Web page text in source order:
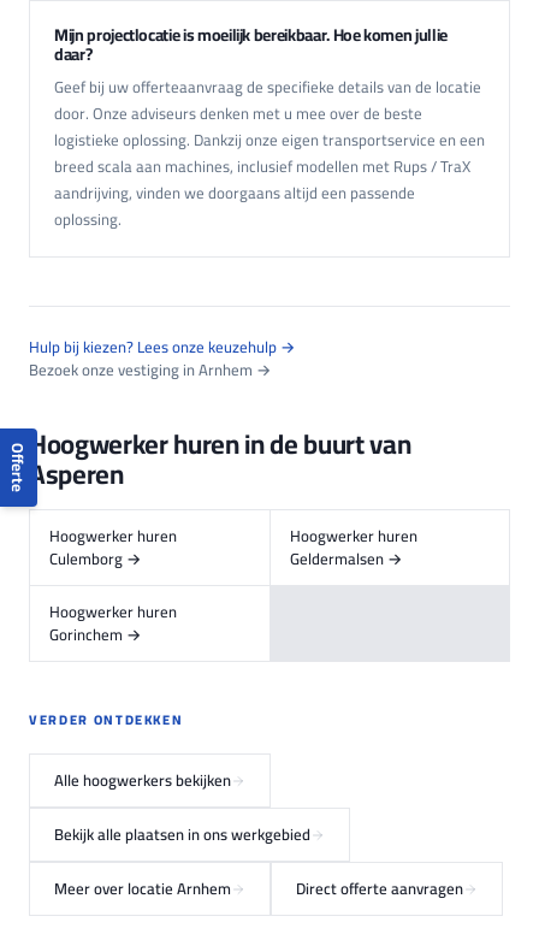
Mijn projectlocatie is moeilijk bereikbaar. Hoe komen jullie
daar?
Geef bij uw offerteaanvraag de specifieke details van de locatie
door. Onze adviseurs denken met u mee over de beste
logistieke oplossing. Dankzij onze eigen transportservice en een
breed scala aan machines, inclusief modellen met Rups / TraX
aandrijving, vinden we doorgaans altijd een passende
oplossing.
Hulp bij kiezen? Lees onze keuzehulp →
Bezoek onze vestiging in Arnhem →
Hoogwerker huren in de buurt van
Asperen
Hoogwerker huren
Culemborg →
Hoogwerker huren
Geldermalsen →
Hoogwerker huren
Gorinchem →
VERDER ONTDEKKEN
Alle hoogwerkers bekijken
Bekijk alle plaatsen in ons werkgebied
Meer over locatie Arnhem
Direct offerte aanvragen
Offerte